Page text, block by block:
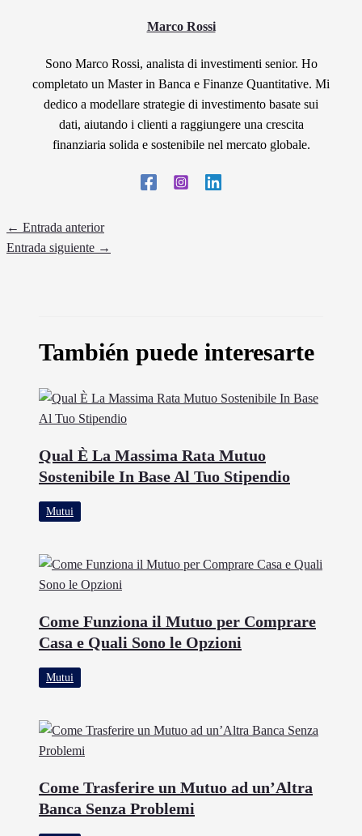
Marco Rossi
Sono Marco Rossi, analista di investimenti senior. Ho
completato un Master in Banca e Finanze Quantitative. Mi
dedico a modellare strategie di investimento basate sui
dati, aiutando i clienti a raggiungere una crescita
finanziaria solida e sostenibile nel mercato globale.
← Entrada anterior
Entrada siguiente →
También puede interesarte
Qual È La Massima Rata Mutuo
Sostenibile In Base Al Tuo Stipendio
Mutui
Come Funziona il Mutuo per Comprare
Casa e Quali Sono le Opzioni
Mutui
Come Trasferire un Mutuo ad un’Altra
Banca Senza Problemi